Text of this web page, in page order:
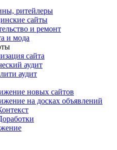
ритейлеры
сайты
и ремонт
и мода
сайта
аудит
аудит
новых сайтов
на досках объявлений